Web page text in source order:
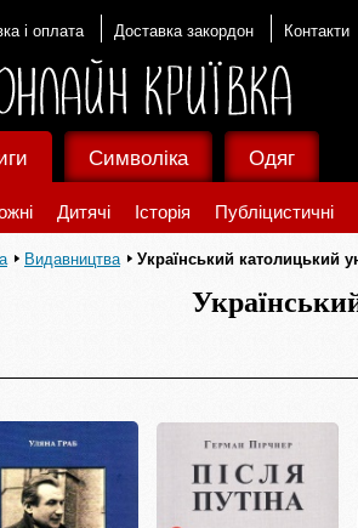
і оплата Доставка закордон Контакти
Дитячі Історія Публіцистичні
Символіка Одяг
Видавництва Український католицький